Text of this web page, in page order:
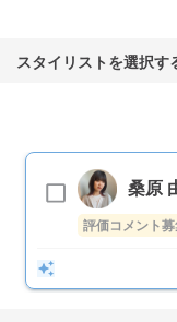
スタイリストを選択す
桑原
評価コメント募